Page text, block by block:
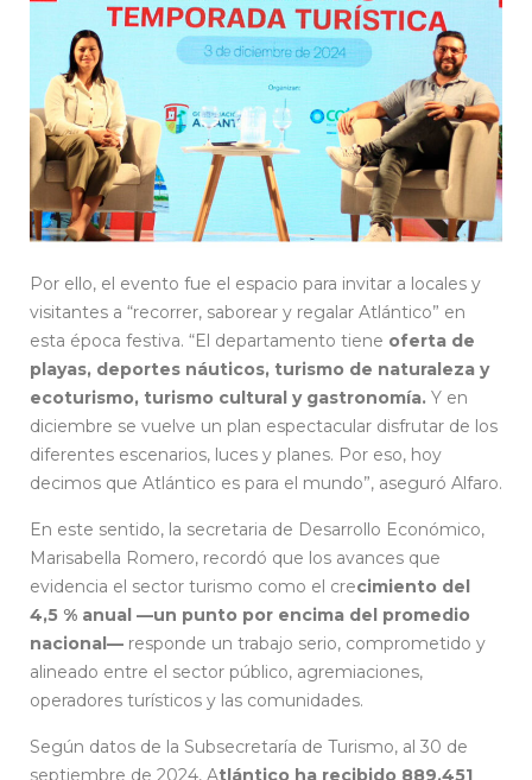
Por ello, el evento fue el espacio para invitar a locales y
visitantes a “recorrer, saborear y regalar Atlántico” en
esta época festiva. “El departamento tiene oferta de
playas, deportes náuticos, turismo de naturaleza y
ecoturismo, turismo cultural y gastronomía. Y en
diciembre se vuelve un plan espectacular disfrutar de los
diferentes escenarios, luces y planes. Por eso, hoy
decimos que Atlántico es para el mundo”, aseguró Alfaro.
En este sentido, la secretaria de Desarrollo Económico,
Marisabella Romero, recordó que los avances que
evidencia el sector turismo como el crecimiento del
4,5 % anual —un punto por encima del promedio
nacional— responde un trabajo serio, comprometido y
alineado entre el sector público, agremiaciones,
operadores turísticos y las comunidades.
Según datos de la Subsecretaría de Turismo, al 30 de
septiembre de 2024, Atlántico ha recibido 889.451